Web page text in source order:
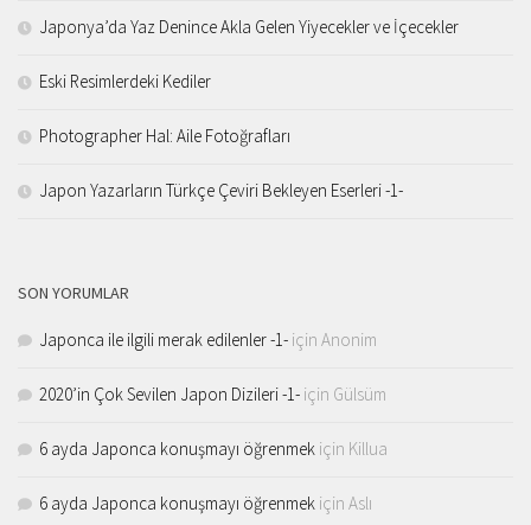
Japonya’da Yaz Denince Akla Gelen Yiyecekler ve İçecekler
Eski Resimlerdeki Kediler
Photographer Hal: Aile Fotoğrafları
Japon Yazarların Türkçe Çeviri Bekleyen Eserleri -1-
SON YORUMLAR
Japonca ile ilgili merak edilenler -1- için Anonim
2020’in Çok Sevilen Japon Dizileri -1- için Gülsüm
6 ayda Japonca konuşmayı öğrenmek için Killua
6 ayda Japonca konuşmayı öğrenmek için Aslı